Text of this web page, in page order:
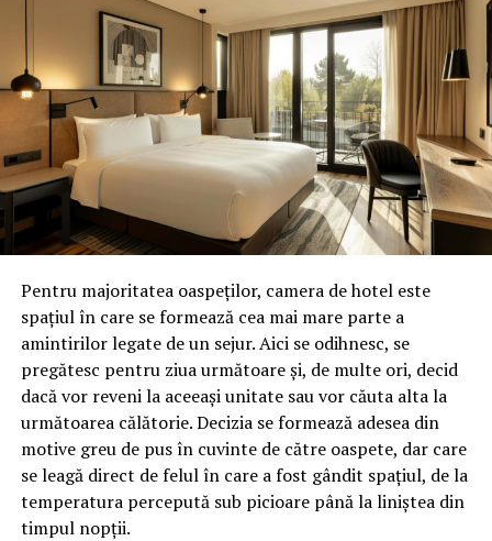
Pentru majoritatea oaspeților, camera de hotel este
spațiul în care se formează cea mai mare parte a
amintirilor legate de un sejur. Aici se odihnesc, se
pregătesc pentru ziua următoare și, de multe ori, decid
dacă vor reveni la aceeași unitate sau vor căuta alta la
următoarea călătorie. Decizia se formează adesea din
motive greu de pus în cuvinte de către oaspete, dar care
se leagă direct de felul în care a fost gândit spațiul, de la
temperatura percepută sub picioare până la liniștea din
timpul nopții.